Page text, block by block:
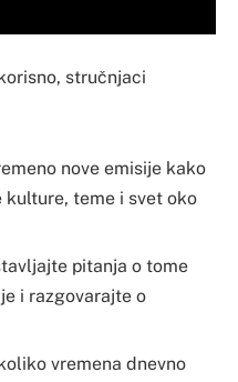
stručnjaci
nove emisije kako
teme i svet oko
pitanja o tome
i razgovarajte o
vremena dnevno